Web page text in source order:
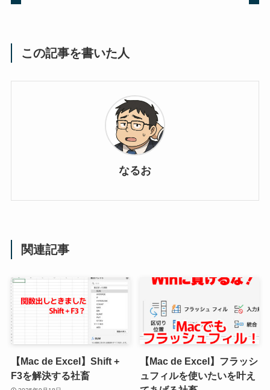
この記事を書いた人
なるお
関連記事
【Mac de Excel】Shift +
F3を解決する社畜
【Mac de Excel】フラッシ
ュフィルを使いたいを叶え